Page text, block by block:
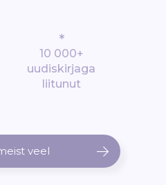
*
10 000+
uudiskirjaga
liitunut
veel